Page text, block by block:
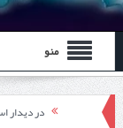
منو
در دیدار